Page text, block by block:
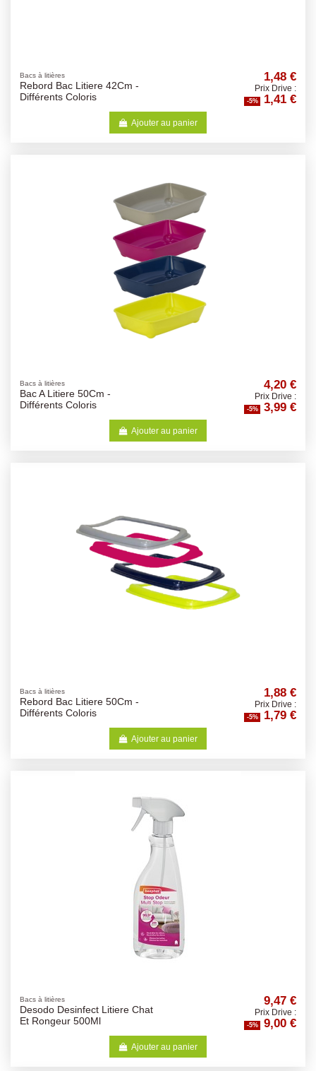
Bacs à litières
Rebord Bac Litiere 42Cm -
Différents Coloris
1,48 €
Prix Drive :
-5% 1,41 €
Ajouter au panier
Bacs à litières
Bac A Litiere 50Cm -
Différents Coloris
4,20 €
Prix Drive :
-5% 3,99 €
Ajouter au panier
Bacs à litières
Rebord Bac Litiere 50Cm -
Différents Coloris
1,88 €
Prix Drive :
-5% 1,79 €
Ajouter au panier
Bacs à litières
Desodo Desinfect Litiere Chat
Et Rongeur 500Ml
9,47 €
Prix Drive :
-5% 9,00 €
Ajouter au panier